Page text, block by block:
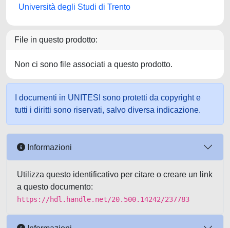
Università degli Studi di Trento
File in questo prodotto:
Non ci sono file associati a questo prodotto.
I documenti in UNITESI sono protetti da copyright e
tutti i diritti sono riservati, salvo diversa indicazione.
Informazioni
Utilizza questo identificativo per citare o creare un link
a questo documento:
https://hdl.handle.net/20.500.14242/237783